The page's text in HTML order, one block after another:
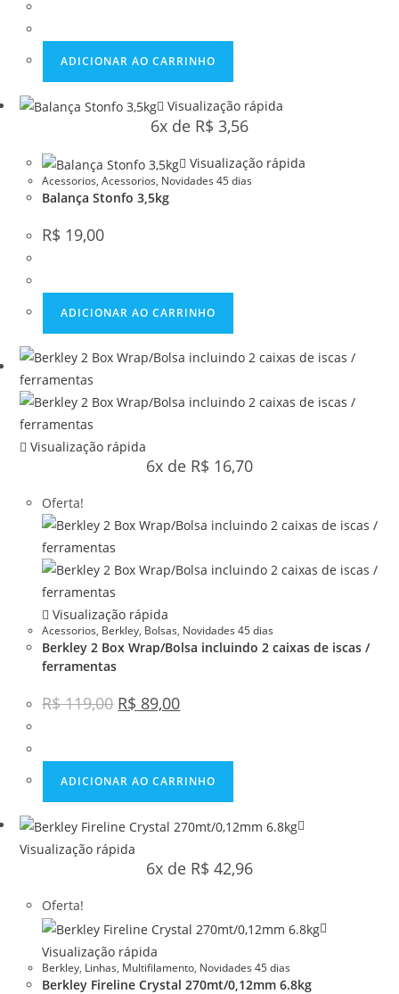
ADICIONAR AO CARRINHO
Visualização rápida
6x de R$ 3,56
Visualização rápida
Acessorios,Acessorios, Novidades 45 dias
Balança Stonfo 3,5kg
R$ 19,00
ADICIONAR AO CARRINHO
Visualização rápida
6x de R$ 16,70
Oferta!
Visualização rápida
Acessorios, Berkley, Bolsas, Novidades 45 dias
Berkley 2 Box Wrap/Bolsa incluindo 2 caixas de iscas /
ferramentas
R$119,00 R$ 89,00
ADICIONAR AO CARRINHO
Visualização rápida
6x de R$ 42,96
Oferta!
Visualização rápida
Berkley, Linhas, Multifilamento, Novidades 45 dias
Berkley Fireline Crystal 270mt/0,12mm 6.8kg